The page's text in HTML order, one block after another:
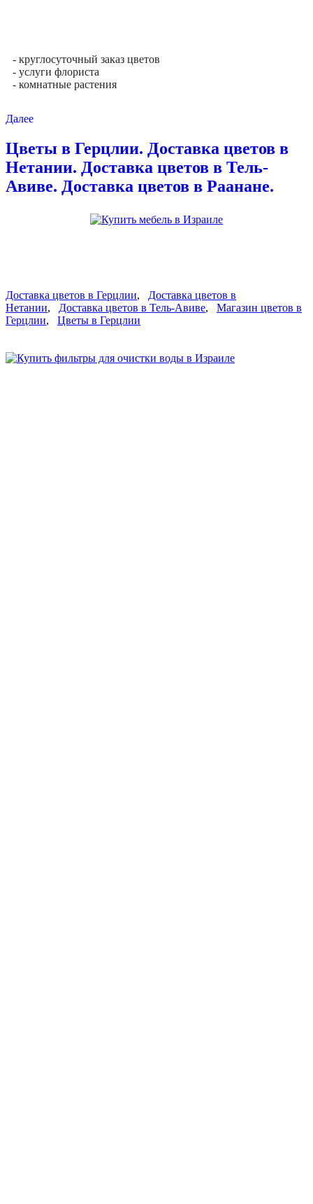
- круглосуточный заказ цветов
- услуги флориста
- комнатные растения
Далее
Цветы в Герцлии. Доставка цветов в
Нетании. Доставка цветов в Тель-
Авиве. Доставка цветов в Раанане.
Доставка цветов в Герцлии, Доставка цветов в
Нетании, Доставка цветов в Тель-Авиве, Магазин цветов в
Герцлии, Цветы в Герцлии